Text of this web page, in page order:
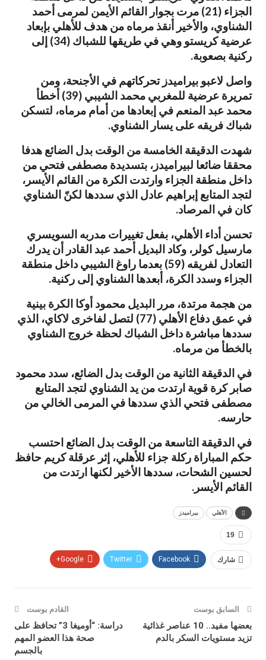
الجزاء (21) مرت بجوار القائم الأيمن لمرمى أحمد
الشناوي، والأخير أنقذ مرماه من هدف للأهلي بإبعاد
عرضية كريستو وهي في طريقها للشباك (34) إلى
ركنية بصعوبة.
واصل لاعبو بيراميدز تحركاتهم في الأجنحة، ومن
تمريرة عرضية للمغربي محمد الشيبي (39) أخطأ
محمد عبد المنعم في إبعادها من أمام مرماه، لتسكن
شباك فريقه على يسار الشناوي.
شهدت الدقيقة الخامسة من الوقت بدل الضائع هدفا
محققا ضائعا لبيراميدز، بتسديدة مصطفى فتحي من
داخل منطقة الجزاء وارتدت الكرة من القائم الأيسر،
لتجد المتابع إبراهيم عادل الذي سددها لكنّ الشناوي
كان في المرصاد.
تحسن أداء الأهلي، بفعل تغييرات مدربه السويسري
مارسيل كولر، وكاد البديل أحمد عبد القادر أن يدرك
التعادل لفريقه (59) بعدما راوغ الشيبي داخل منطقة
الجزاء وسدد الكرة، أبعدها الشناوي إلى ركنية.
من هجمة مرتدة، مرر البديل محمود أوكا الكرة بينية
في عمق دفاع الأهلي (77) لتصل لفاخرى لاكاي، الذي
سددها مباشرة داخل الشباك لحظة خروج الشناوي
بالخطأ من مرماه.
في الدقيقة الثانية من الوقت بدل الضائع، سدد محمود
صابر كرة قوية ارتدت من يد الشناوي لتجد المتابع
مصطفى فتحي الذي سددها في المرمى الخالي من
حارسه.
في الدقيقة التاسعة من الوقت بدل الضائع احتسب
حكم المباراة ركلة جزاء للأهلي، إثر عرقلة كريم حافظ
لحسين الشحات، سددها الأخير لكنها ارتدت من
القائم الأيسر.
الأهلي بيراميدز
19
شارك Facebook
Twitter
Google+
السابق بوست
بعضها مفيد.. 10 عناصر غذائية
تزيد مستويات السكر بالدم
القادم بوست
دراسة: “أوميغا 3” تحافظ على
صحة هذا العضو المهم
بالجسم